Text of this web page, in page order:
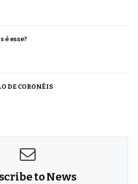
é esse?
DE CORONÉIS
to News